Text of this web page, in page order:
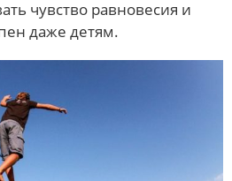
чувство равновесия и
даже детям.